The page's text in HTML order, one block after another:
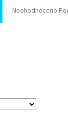
Průměrné
Neohodnoceno